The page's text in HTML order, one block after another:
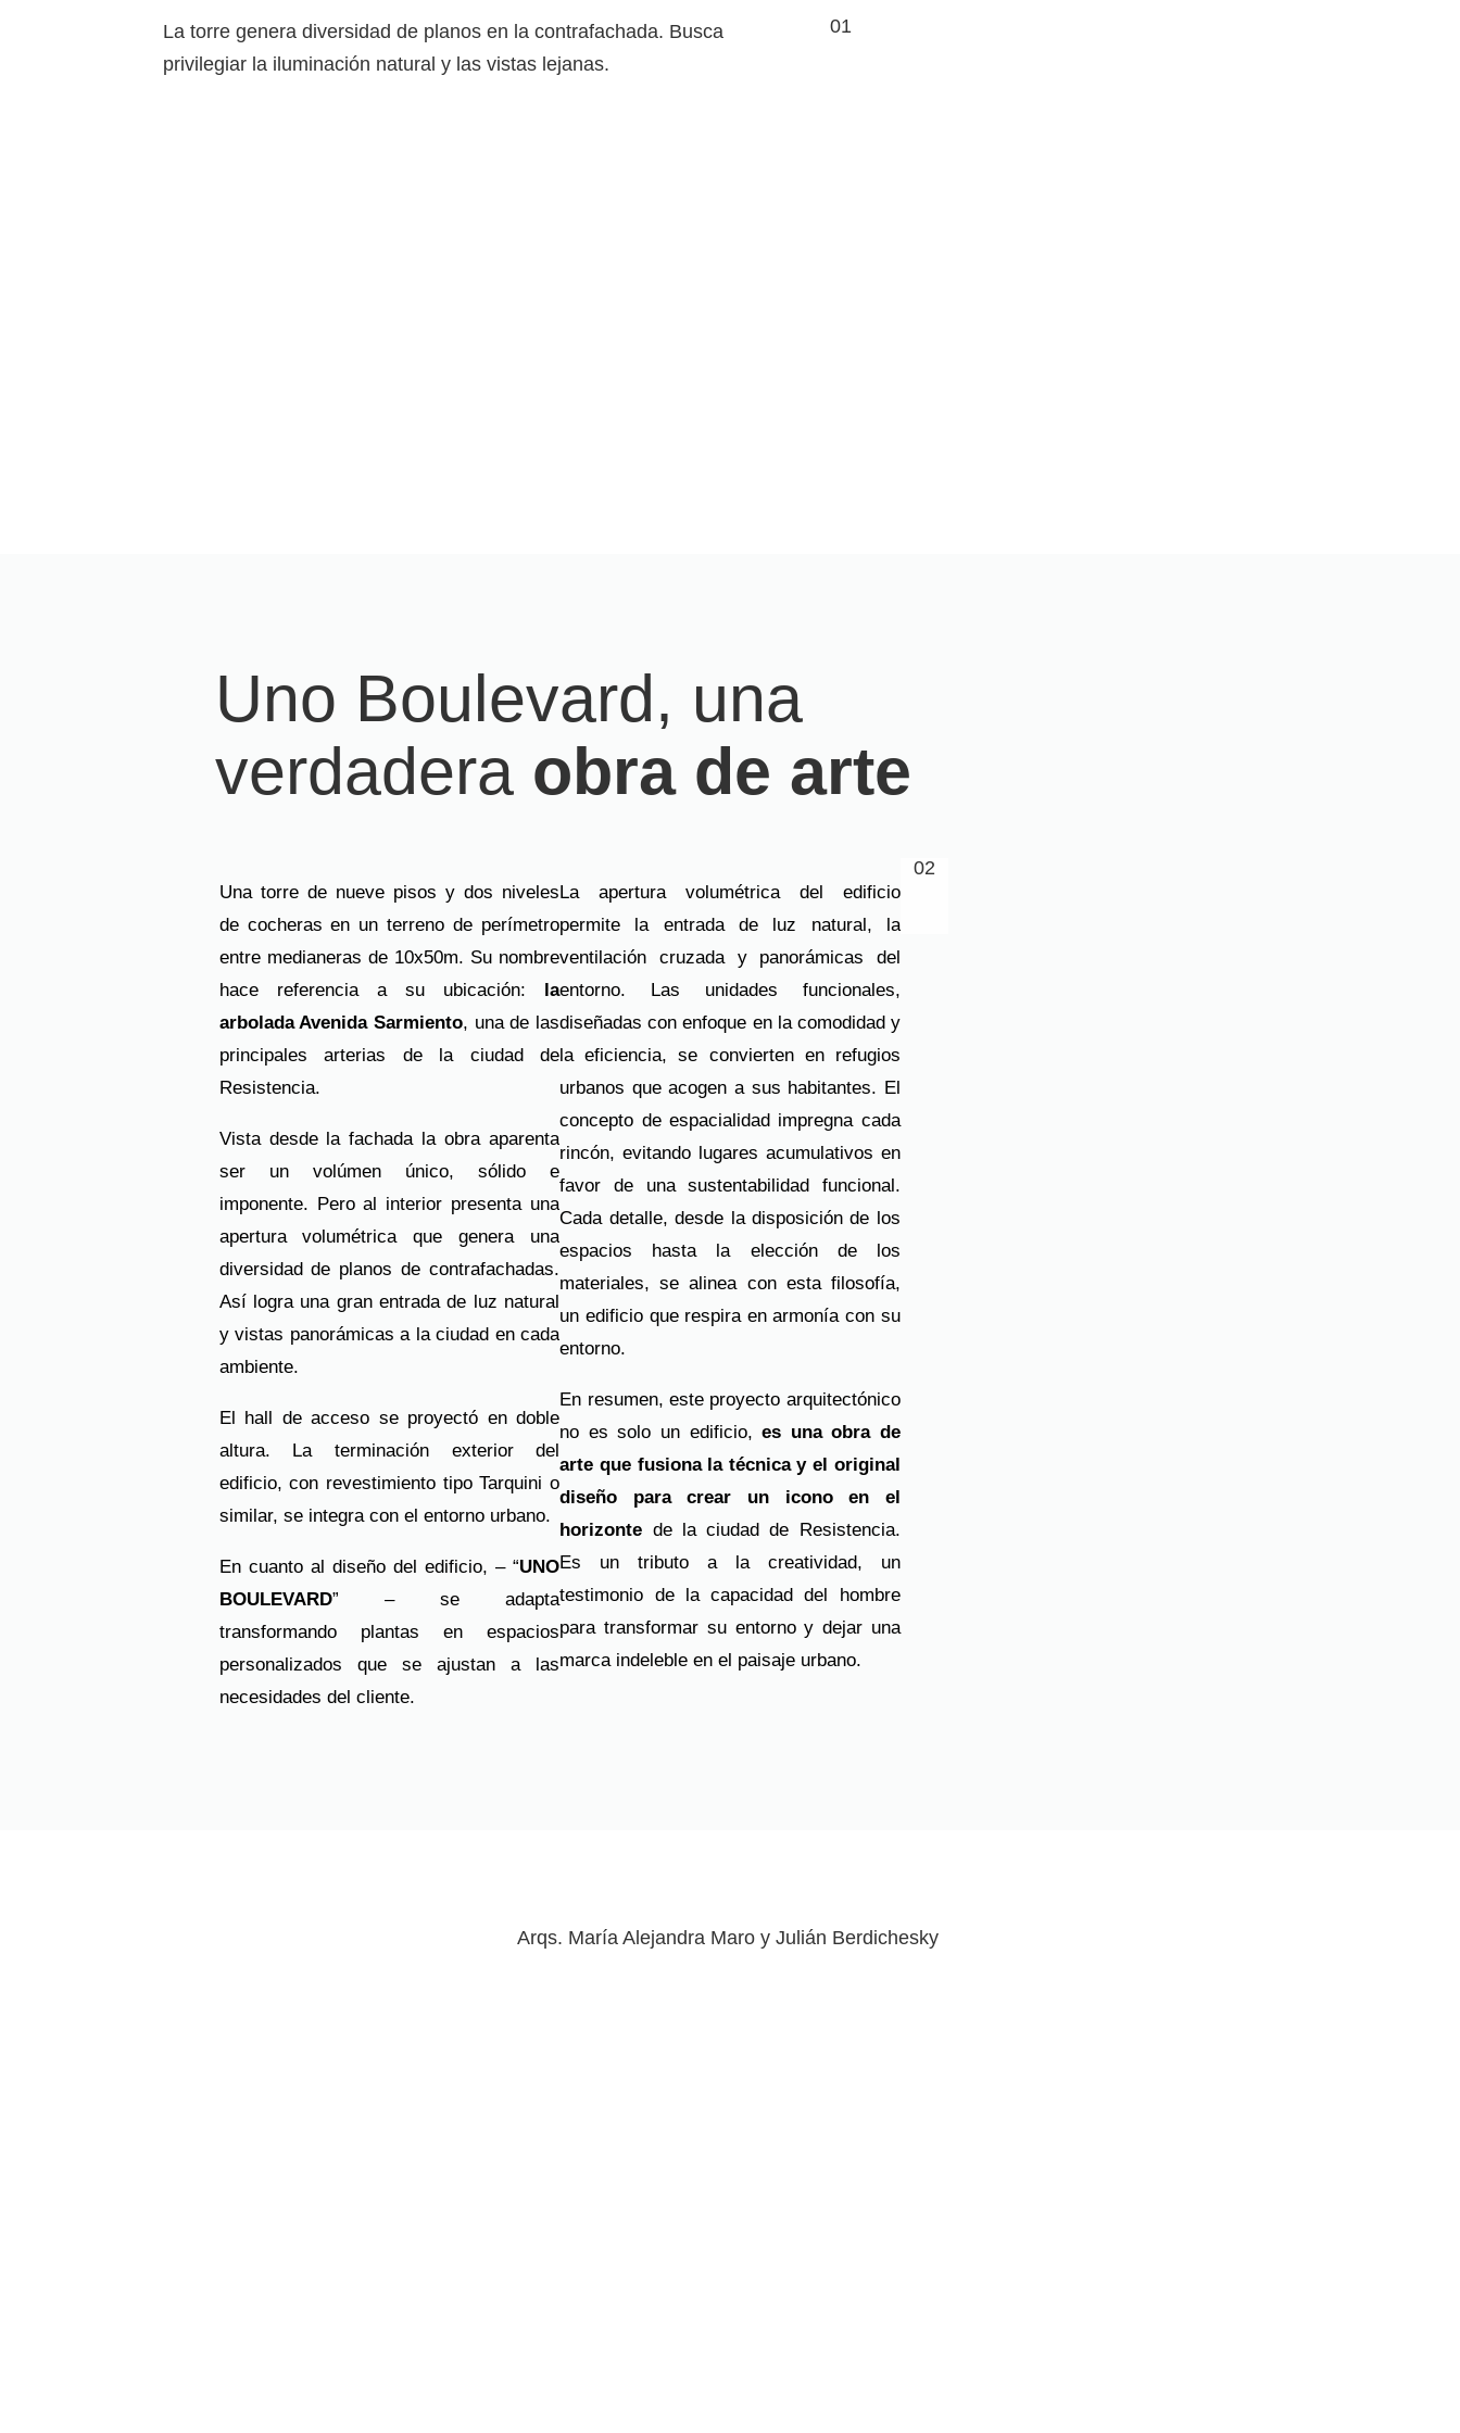
La torre genera diversidad de planos en la contrafachada. Busca
privilegiar la iluminación natural y las vistas lejanas.
01
Uno Boulevard, una
verdadera obra de arte
Una torre de nueve pisos y dos niveles
de cocheras en un terreno de perímetro
entre medianeras de 10x50m. Su nombre
hace referencia a su ubicación: la
arbolada Avenida Sarmiento, una de las
principales arterias de la ciudad de
Resistencia.
Vista desde la fachada la obra aparenta
ser un volúmen único, sólido e
imponente. Pero al interior presenta una
apertura volumétrica que genera una
diversidad de planos de contrafachadas.
Así logra una gran entrada de luz natural
y vistas panorámicas a la ciudad en cada
ambiente.
El hall de acceso se proyectó en doble
altura. La terminación exterior del
edificio, con revestimiento tipo Tarquini o
similar, se integra con el entorno urbano.
En cuanto al diseño del edificio, – “UNO
BOULEVARD” – se adapta
transformando plantas en espacios
personalizados que se ajustan a las
necesidades del cliente.
La apertura volumétrica del edificio
permite la entrada de luz natural, la
ventilación cruzada y panorámicas del
entorno. Las unidades funcionales,
diseñadas con enfoque en la comodidad y
la eficiencia, se convierten en refugios
urbanos que acogen a sus habitantes. El
concepto de espacialidad impregna cada
rincón, evitando lugares acumulativos en
favor de una sustentabilidad funcional.
Cada detalle, desde la disposición de los
espacios hasta la elección de los
materiales, se alinea con esta filosofía,
un edificio que respira en armonía con su
entorno.
En resumen, este proyecto arquitectónico
no es solo un edificio,es una obra de
arte que fusiona la técnica y el original
diseño para crear un icono en el
horizonte de la ciudad de Resistencia.
Es un tributo a la creatividad, un
testimonio de la capacidad del hombre
para transformar su entorno y dejar una
marca indeleble en el paisaje urbano.
02
Arqs. María Alejandra Maro y Julián Berdichesky